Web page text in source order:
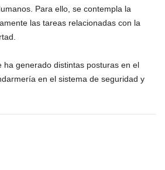
Para ello, se contempla la
las tareas relacionadas con la
generado distintas posturas en el
en el sistema de seguridad y